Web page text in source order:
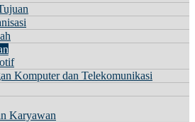
Komputer dan Telekomunikasi
Karyawan